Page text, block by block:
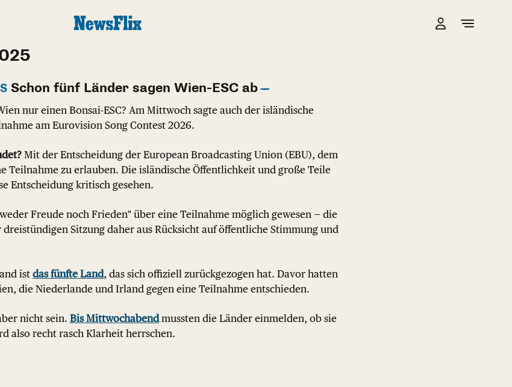
Schon fünf Länder sagen Wien-ESC ab
nur einen Bonsai-ESC? Am Mittwoch sagte auch der isländische
am Eurovision Song Contest 2026.
Mit der Entscheidung der European Broadcasting Union (EBU), dem
Teilnahme zu erlauben. Die isländische Öffentlichkeit und große Teile
Entscheidung kritisch gesehen.
Freude noch Frieden" über eine Teilnahme möglich gewesen — die
dreistündigen Sitzung daher aus Rücksicht auf öffentliche Stimmung und
ist das fünfte Land, das sich offiziell zurückgezogen hat. Davor hatten
die Niederlande und Irland gegen eine Teilnahme entschieden.
nicht sein. Bis Mittwochabendmussten die Länder einmelden, ob sie
also recht rasch Klarheit herrschen.